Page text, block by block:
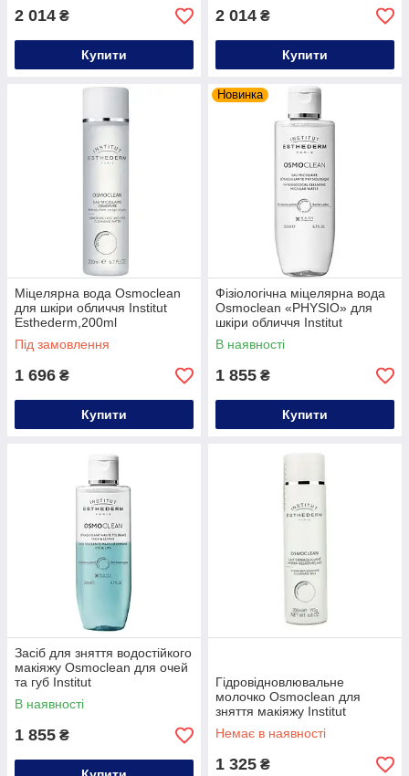
2 014 ₴
Купити
2 014 ₴
Купити
Міцелярна вода Osmoclean
для шкіри обличчя Institut
Esthederm,200ml
Під замовлення
1 696 ₴
Купити
Новинка
Фізіологічна міцелярна вода
Osmoclean «PHYSIO» для
шкіри обличчя Institut
Esthederm,200ml
В наявності
1 855 ₴
Купити
Засіб для зняття водостійкого
макіяжу Osmoclean для очей
та губ Institut
Esthederm,200ml
В наявності
1 855 ₴
Гідровідновлювальне
молочко Osmoclean для
зняття макіяжу Institut
Esthederm,200ml
Немає в наявності
1 325 ₴